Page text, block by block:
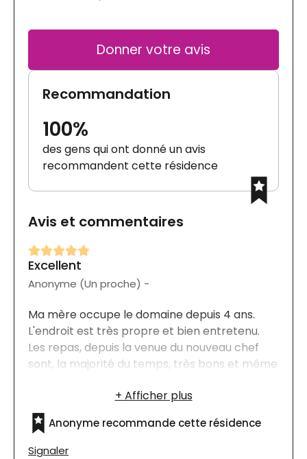
Donner votre avis
Recommandation
100%
des gens qui ont donné un avis
recommandent cette résidence
Avis et commentaires
Excellent
Anonyme (Un proche) -
Ma mère occupe le domaine depuis 4 ans.
L'endroit est très propre et bien entretenu.
Les repas, depuis la venue du nouveau chef
sont, la majorité du temps, très bons et même
avec jovialité et respect. Plusieurs activités
leur sont offertes dont des exercices pour
assurer la mobilité et l'équilibre, le yoga, des
soirées dansantes, des soupers de fêtes, des
Anonyme recommande cette résidence
Signaler